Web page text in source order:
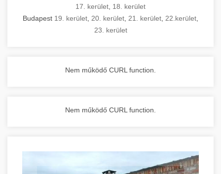
17. kerület 18. kerület
Budapest 19. kerület 20. kerület 21. kerület 22.kerület
23. kerület
Nem működő CURL function.
Nem működő CURL function.